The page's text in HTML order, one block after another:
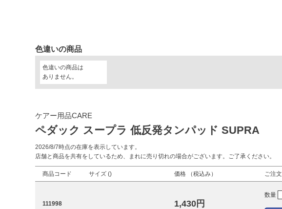
色違いの商品
色違いの商品は
ありません。
ケアー用品CARE
ペダック スープラ 低反発タンパッド SUPRA
2026/8/7時点の在庫を表示しています。
店舗と商品を共有をしているため、まれに売り切れの場合がございます。ご了承ください。
商品コード サイズ () 価格 （税込み） ご注文
111998 1,430円
数量